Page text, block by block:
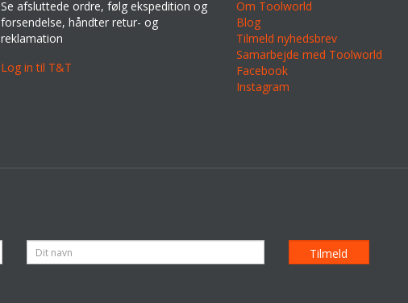
Se afsluttede ordre, følg ekspedition og
forsendelse, håndter retur- og
reklamation
Log in til T&T
Om Toolworld
Blog
Tilmeld nyhedsbrev
Samarbejde med Toolworld
Facebook
Instagram